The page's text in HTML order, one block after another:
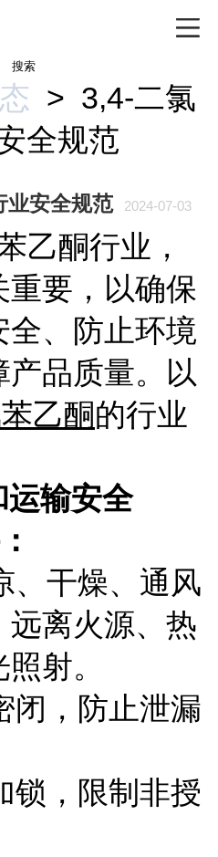
搜索
> 3,4-二氯
全规范
业安全规范 2024-07-03
乙酮行业，
要，以确保
全、防止环境
品质量。以
乙酮的行业
运输安全
、干燥、通风
远离火源、热
射。
闭，防止泄漏
锁，限制非授